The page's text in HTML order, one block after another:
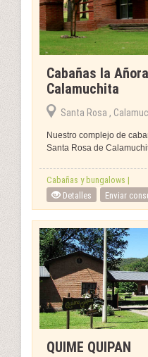
Cabañas la
Calamuchita
Santa Rosa ,
Nuestro complejo de
Santa Rosa de
Cabañas y bungalows |
Detalles
Enviar
QUIME QUIPAN